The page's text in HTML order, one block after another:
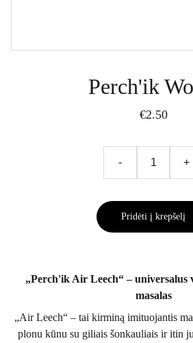
Perch'ik
€2.50
- +
Pridėti į krepšelį
„Perch'ik Air Leech“ – universalus
masalas
„Air Leech“ – tai kirminą imituojantis
plonu kūnu su giliais šonkauliais ir itin